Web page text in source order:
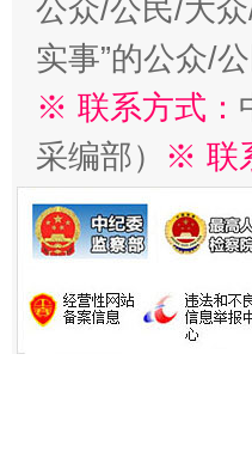
公众/公民/大
实事”的公众/
※ 联系方式：
采编部） ※ 联